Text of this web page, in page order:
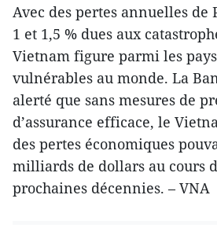
Avec des pertes annuelles de
1 et 1,5 % dues aux
Vietnam figure parmi les
vulnérables au monde. La
alerté que sans mesures de
d’assurance efficace, le
des pertes économiques
milliards de dollars au cours
prochaines décennies. – VNA